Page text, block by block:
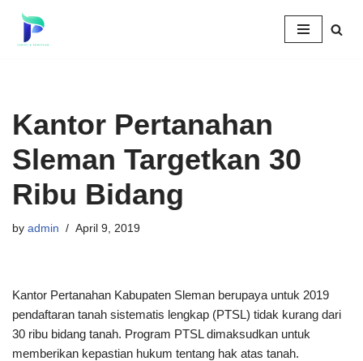
Skip
Kantor Pertanahan
Sleman Targetkan 30
Ribu Bidang
by admin April 9, 2019
Kantor Pertanahan Kabupaten Sleman berupaya untuk 2019
pendaftaran tanah sistematis lengkap (PTSL) tidak kurang dari
30 ribu bidang tanah. Program PTSL dimaksudkan untuk
memberikan kepastian hukum tentang hak atas tanah.